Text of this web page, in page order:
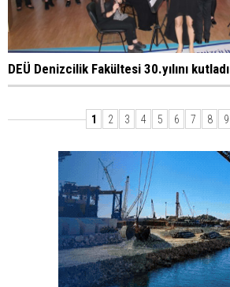
DEÜ Denizcilik Fakültesi 30.yılını kutladı
1 2 3 4 5 6 7 8 9